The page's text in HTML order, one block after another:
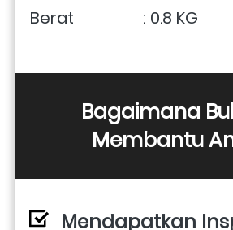
Berat                 : 0.8 KG
Bagaimana
Membantu
Mendapatkan